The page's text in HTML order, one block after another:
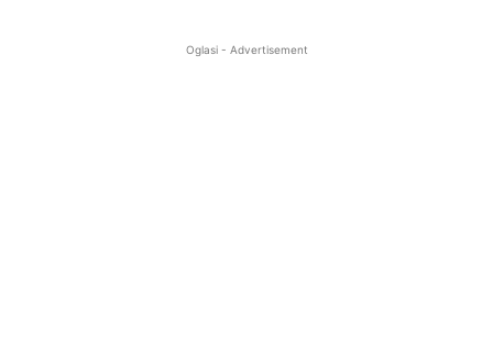
Oglasi - Advertisement